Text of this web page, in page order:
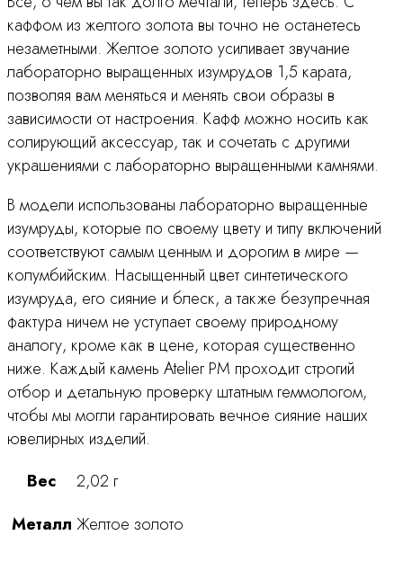
каффом из желтого золота вы точно не останетесь
незаметными. Желтое золото усиливает звучание
лабораторно выращенных изумрудов 1,5 карата,
позволяя вам меняться и менять свои образы в
зависимости от настроения. Кафф можно носить как
солирующий аксессуар, так и сочетать с другими
украшениями с лабораторно выращенными камнями.
В модели использованы лабораторно выращенные
изумруды, которые по своему цвету и типу включений
соответствуют самым ценным и дорогим в мире —
колумбийским. Насыщенный цвет синтетического
изумруда, его сияние и блеск, а также безупречная
фактура ничем не уступает своему природному
аналогу, кроме как в цене, которая существенно
ниже. Каждый камень Atelier PM проходит строгий
отбор и детальную проверку штатным геммологом,
чтобы мы могли гарантировать вечное сияние наших
ювелирных изделий.
Вес
2,02 г
Металл Желтое золото